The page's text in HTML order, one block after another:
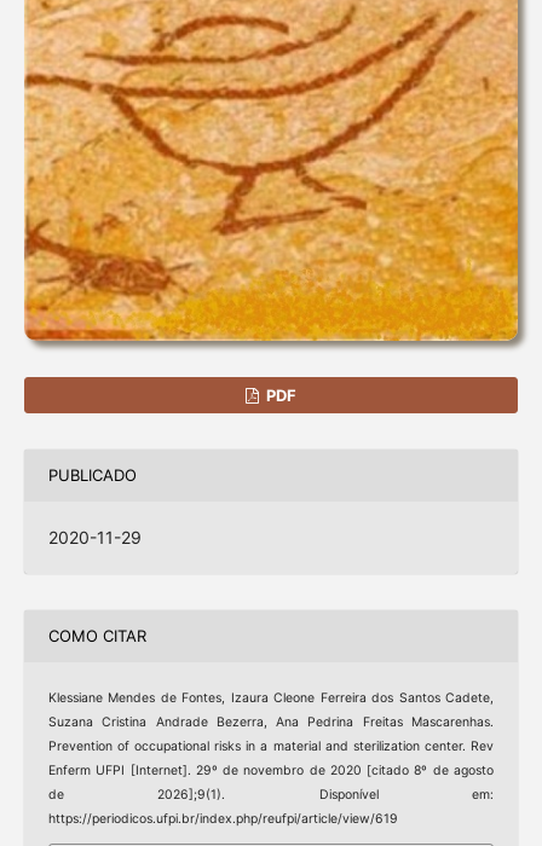
PDF
PUBLICADO
2020-11-29
COMO CITAR
Klessiane Mendes de Fontes, Izaura Cleone Ferreira dos Santos Cadete,
Suzana Cristina Andrade Bezerra, Ana Pedrina Freitas Mascarenhas.
Prevention of occupational risks in a material and sterilization center. Rev
Enferm UFPI [Internet]. 29º de novembro de 2020 [citado 8º de agosto
de 2026];9(1). Disponível em:
https://periodicos.ufpi.br/index.php/reufpi/article/view/619